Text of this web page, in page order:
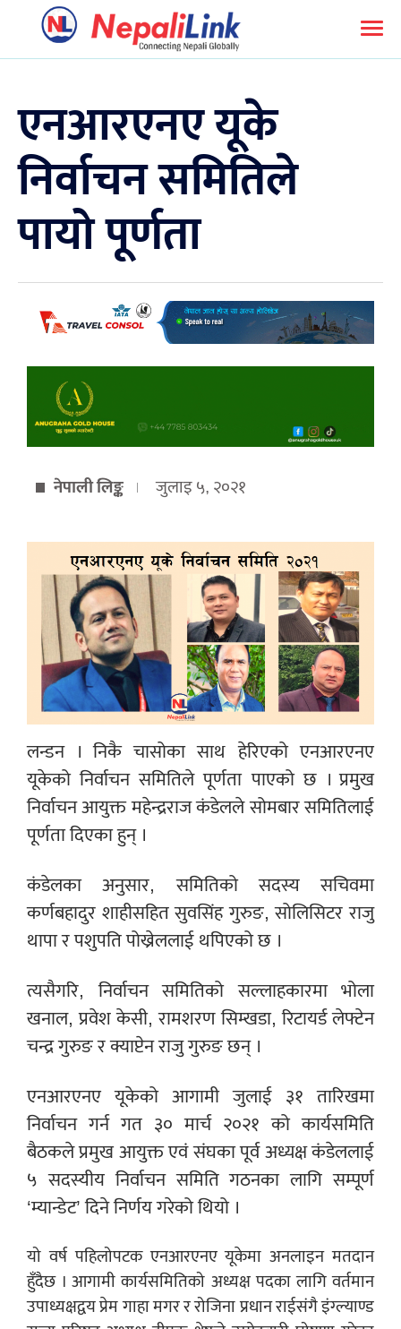
एनआरएनए यूके
निर्वाचन समितिले
पायो पूर्णता
नेपाली लिङ्क जुलाइ ५, २०२१
लन्डन । निकै चासोका साथ हेरिएको एनआरएनए
यूकेको निर्वाचन समितिले पूर्णता पाएको छ । प्रमुख
निर्वाचन आयुक्त महेन्द्रराज कंडेलले सोमबार समितिलाई
पूर्णता दिएका हुन् ।
कंडेलका अनुसार, समितिको सदस्य सचिवमा
कर्णबहादुर शाहीसहित सुवसिंह गुरुङ, सोलिसिटर राजु
थापा र पशुपति पोख्रेललाई थपिएको छ ।
त्यसैगरि, निर्वाचन समितिको सल्लाहकारमा भोला
खनाल, प्रवेश केसी, रामशरण सिम्खडा, रिटायर्ड लेफ्टेन
चन्द्र गुरुङ र क्याप्टेन राजु गुरुङ छन् ।
एनआरएनए यूकेको आगामी जुलाई ३१ तारिखमा
निर्वाचन गर्न गत ३० मार्च २०२१ को कार्यसमिति
बैठकले प्रमुख आयुक्त एवं संघका पूर्व अध्यक्ष कंडेललाई
५ सदस्यीय निर्वाचन समिति गठनका लागि सम्पूर्ण
‘म्यान्डेट’ दिने निर्णय गरेको थियो ।
यो वर्ष पहिलोपटक एनआरएनए यूकेमा अनलाइन मतदान
हुँदैछ । आगामी कार्यसमितिको अध्यक्ष पदका लागि वर्तमान
उपाध्यक्षद्वय प्रेम गाहा मगर र रोजिना प्रधान राईसंगै इंग्ल्याण्ड